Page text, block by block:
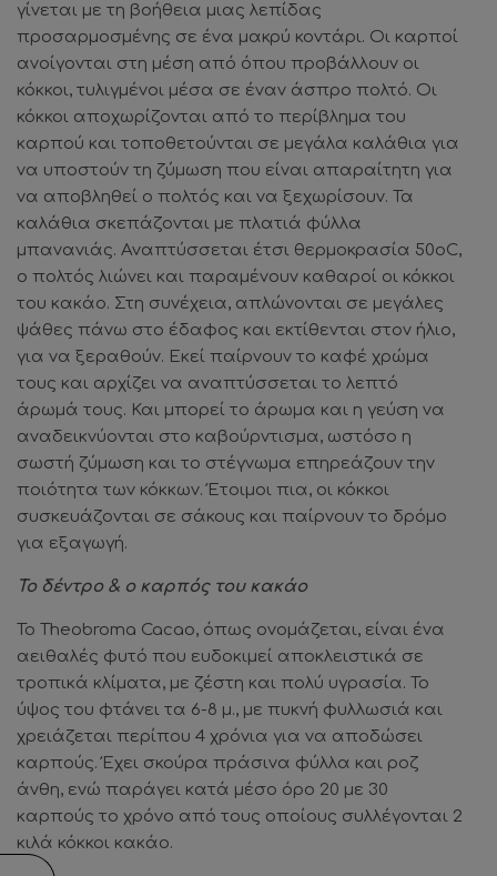
γίνεται με τη βοήθεια μιας λεπίδας
προσαρμοσμένης σε ένα μακρύ κοντάρι. Οι καρποί
ανοίγονται στη μέση από όπου προβάλλουν οι
κόκκοι, τυλιγμένοι μέσα σε έναν άσπρο πολτό. Οι
κόκκοι αποχωρίζονται από το περίβλημα του
καρπού και τοποθετούνται σε μεγάλα καλάθια για
να υποστούν τη ζύμωση που είναι απαραίτητη για
να αποβληθεί ο πολτός και να ξεχωρίσουν. Τα
καλάθια σκεπάζονται με πλατιά φύλλα
μπανανιάς. Αναπτύσσεται έτσι θερμοκρασία 50oC,
ο πολτός λιώνει και παραμένουν καθαροί οι κόκκοι
του κακάο. Στη συνέχεια, απλώνονται σε μεγάλες
ψάθες πάνω στο έδαφος και εκτίθενται στον ήλιο,
για να ξεραθούν. Εκεί παίρνουν το καφέ χρώμα
τους και αρχίζει να αναπτύσσεται το λεπτό
άρωμά τους. Και μπορεί το άρωμα και η γεύση να
αναδεικνύονται στο καβούρντισμα, ωστόσο η
σωστή ζύμωση και το στέγνωμα επηρεάζουν την
ποιότητα των κόκκων. Έτοιμοι πια, οι κόκκοι
συσκευάζονται σε σάκους και παίρνουν το δρόμο
για εξαγωγή.
Το δέντρο & ο καρπός του κακάο
Το Theobroma Cacao, όπως ονομάζεται, είναι ένα
αειθαλές φυτό που ευδοκιμεί αποκλειστικά σε
τροπικά κλίματα, με ζέστη και πολύ υγρασία. Το
ύψος του φτάνει τα 6-8 μ., με πυκνή φυλλωσιά και
χρειάζεται περίπου 4 χρόνια για να αποδώσει
καρπούς. Έχει σκούρα πράσινα φύλλα και ροζ
άνθη, ενώ παράγει κατά μέσο όρο 20 με 30
καρπούς το χρόνο από τους οποίους συλλέγονται 2
κιλά κόκκοι κακάο.